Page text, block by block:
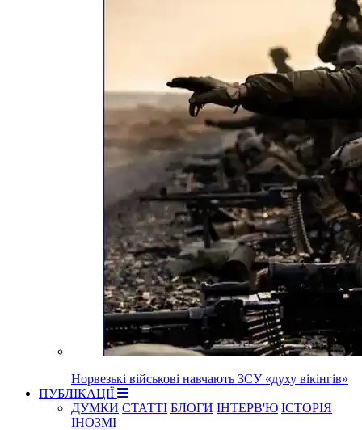
Норвезькі військові навчають ЗСУ «духу вікінгів»
ПУБЛІКАЦІЇ
ДУМКИ СТАТТІ БЛОГИ ІНТЕРВ'Ю ІСТОРІЯ
ІНОЗМІ